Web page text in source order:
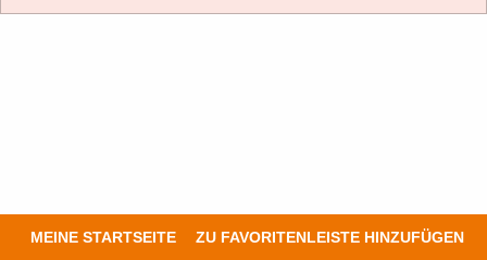
MEINE STARTSEITE ZU FAVORITENLEISTE HINZUFÜGEN